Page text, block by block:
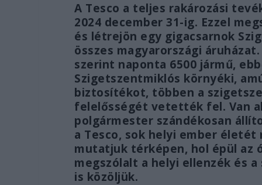
A Tesco a teljes rakározási
2024 december 31-ig. Ezzel
és létrejön egy gigacsarnok
összes magyarországi
szerint naponta 6500 jármű,
Szigetszentmiklós környéki,
biztosítékot, többen a
felelősségét vetették fel. Van
polgármester szándékosan
a Tesco, sok helyi ember
mutatjuk térképen, hol épül az
megszólalt a helyi ellenzék és
is közöljük.